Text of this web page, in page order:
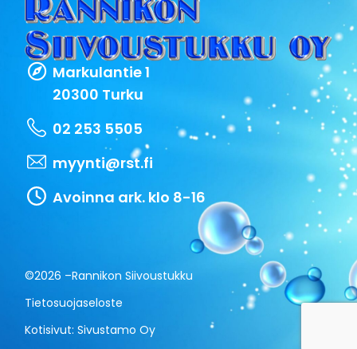
Markulantie 1
20300 Turku
02 253 5505
myynti@rst.fi
Avoinna ark. klo 8-16
©2026 –Rannikon Siivoustukku
Tietosuojaseloste
Kotisivut:Sivustamo Oy